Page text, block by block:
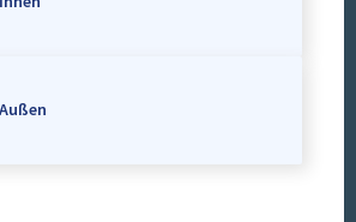
Außen